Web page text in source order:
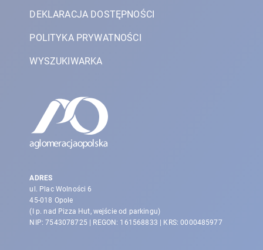
ADRES
ul. Plac Wolności 6
45-018 Opole
(I p. nad Pizza Hut, wejście od parkingu)
NIP: 7543078725 | REGON: 161568833 | KRS: 0000485977
DEKLARACJA DOSTĘPNOŚCI
POLITYKA PRYWATNOŚCI
WYSZUKIWARKA